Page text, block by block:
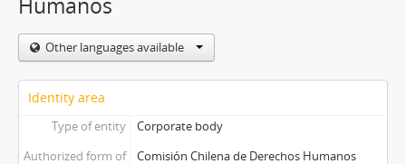
Humanos
Other languages available
Identity area
Type of entity
Corporate body
Authorized form of
Comisión Chilena de Derechos Humanos